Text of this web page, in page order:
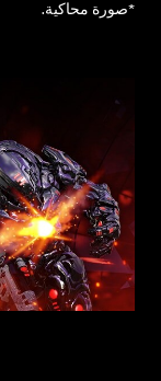
*صورة محاكية.